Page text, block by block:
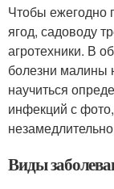
Чтобы ежегодно
ягод, садоводу
агротехники. В
болезни малины
научиться
инфекций с
Виды